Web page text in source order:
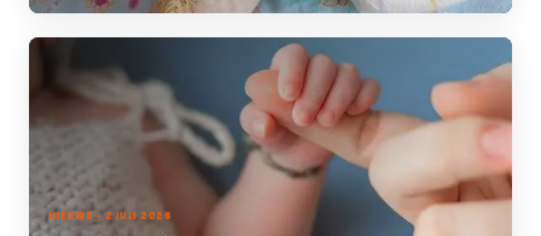
NIEUWS - 2 JULI 2026